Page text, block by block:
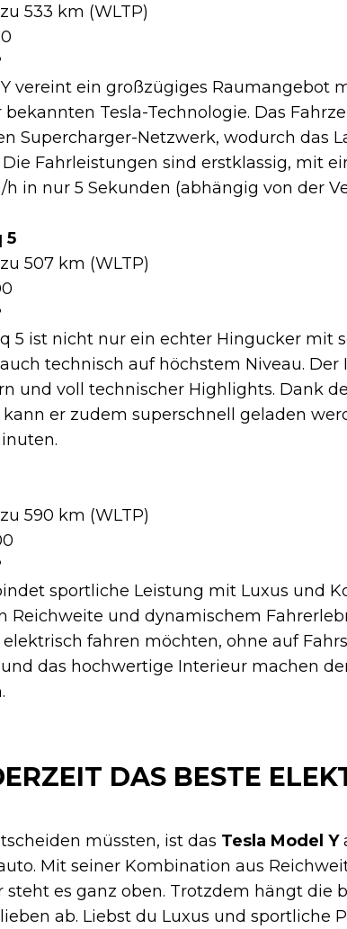
533 km (WLTP)
Y vereint ein großzügiges Raumangebot
Tesla-Technologie. Das
Supercharger-Netzwerk, wodurch das
Fahrleistungen sind erstklassig, mit
h in nur 5 Sekunden (abhängig von der
5
507 km (WLTP)
5 ist nicht nur ein echter Hingucker mit
technisch auf höchstem Niveau. Der
und voll technischer Highlights. Dank
er zudem superschnell geladen
590 km (WLTP)
sportliche Leistung mit Luxus und
Reichweite und dynamischem
fahren möchten, ohne auf
das hochwertige Interieur machen
DAS BESTE
müssten, ist das Tesla Model Y
Mit seiner Kombination aus
steht es ganz oben. Trotzdem hängt die
ab. Liebst du Luxus und sportliche